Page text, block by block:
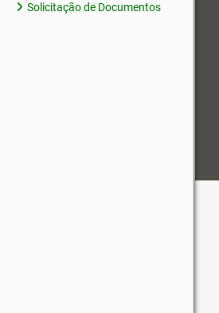
Solicitação de Documentos